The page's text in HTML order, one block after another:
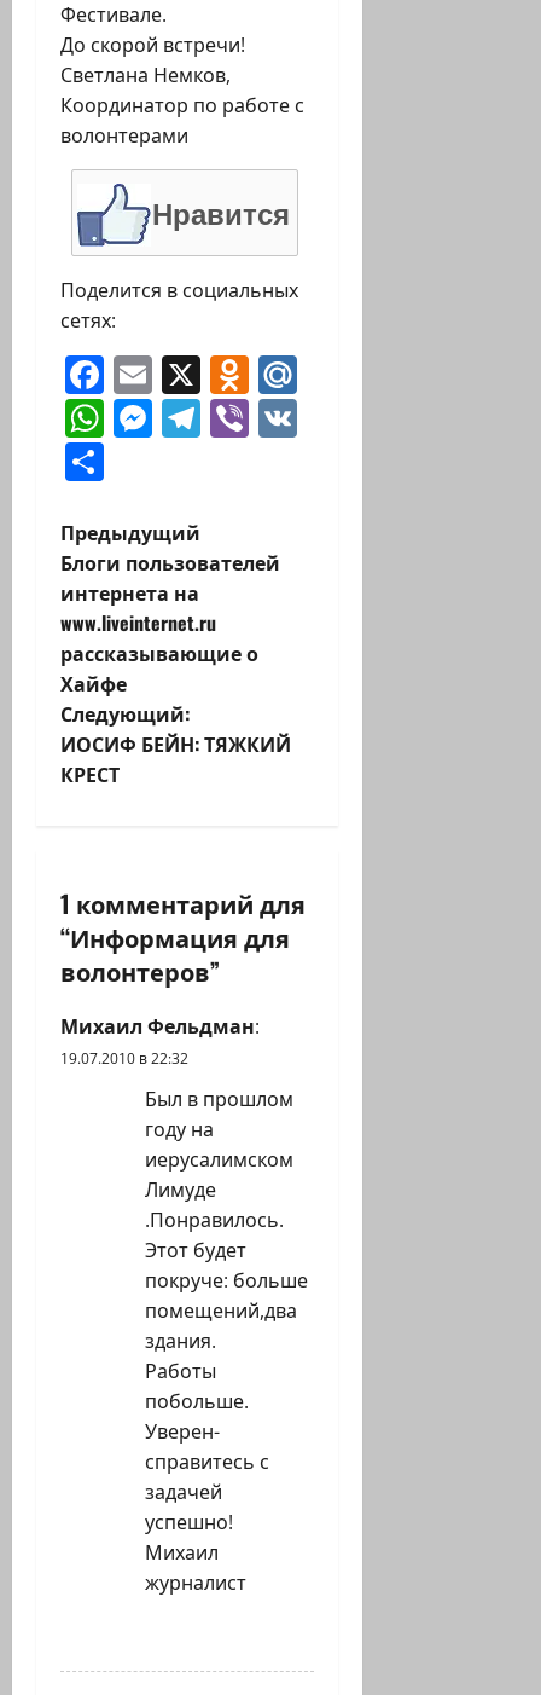
Фестивале.
До скорой встречи!
Светлана Немков,
Координатор по работе с
волонтерами
Нравится
Поделится в социальных
сетях:
Facebook
Email
X Odnoklassniki
WhatsApp
Messenger
Telegram
Viber
Н
а
в
и
г
а
и
я
з
а
Предыдущий
Блоги пользователей
интернета на
www.liveinternet.ru
рассказывающие о
Хайфе
Следующий:
ИОСИФ БЕЙН: ТЯЖКИЙ
КРЕСТ
1 комментарий для
“Информация для
волонтеров”
Михаил Фельдман:
19.07.2010 в 22:32
Был в прошлом
году на
иерусалимском
Лимуде
.Понравилось.
Этот будет
покруче: больше
помещений,два
здания.
Работы
побольше.
Уверен-
справитесь с
задачей
успешно!
Михаил
журналист